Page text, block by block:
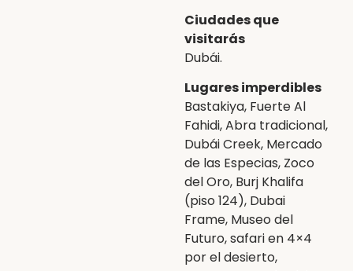
Ciudades que
visitarás
Dubái.
Lugares imperdibles
Bastakiya, Fuerte Al
Fahidi, Abra tradicional,
Dubái Creek, Mercado
de las Especias, Zoco
del Oro, Burj Khalifa
(piso 124), Dubai
Frame, Museo del
Futuro, safari en 4×4
por el desierto,